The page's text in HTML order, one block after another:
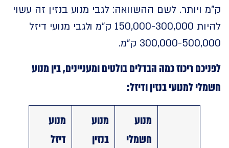
לשם ההשוואה: לגבי מנוע בנזין זה עשוי
להיות 150,000-300,000 ק"מ ולגבי מנועי דיזל
500,000 ק"מ.
ריכוז כמה הבדלים בולטים ומעניינים, בין מנוע
למנועי בנזין ודיזל:
חשמלי
בנזין